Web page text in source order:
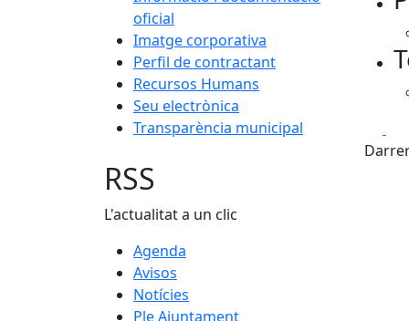
oficial
Imatge corporativa
Perfil de contractant
Recursos Humans
Seu electrònica
Transparència municipal
RSS
L'actualitat a un clic
Agenda
Avisos
Notícies
Ple Ajuntament